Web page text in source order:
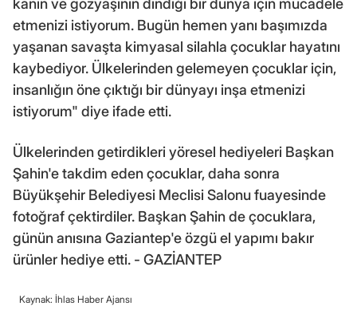
kanın ve gözyaşının dindiği bir dünya için mücadele
etmenizi istiyorum. Bugün hemen yanı başımızda
yaşanan savaşta kimyasal silahla çocuklar hayatını
kaybediyor. Ülkelerinden gelemeyen çocuklar için,
insanlığın öne çıktığı bir dünyayı inşa etmenizi
istiyorum" diye ifade etti.
Ülkelerinden getirdikleri yöresel hediyeleri Başkan
Şahin'e takdim eden çocuklar, daha sonra
Büyükşehir Belediyesi Meclisi Salonu fuayesinde
fotoğraf çektirdiler. Başkan Şahin de çocuklara,
günün anısına Gaziantep'e özgü el yapımı bakır
ürünler hediye etti. - GAZİANTEP
Kaynak: İhlas Haber Ajansı